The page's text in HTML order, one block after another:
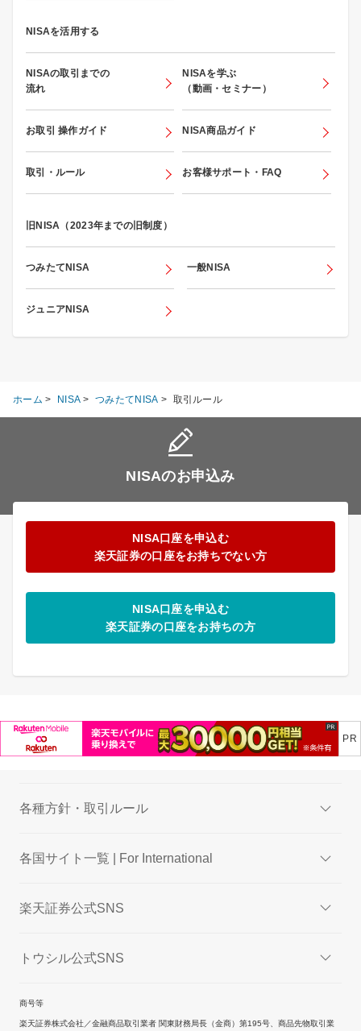
NISAを活用する
NISAの取引までの
流れ
NISAを学ぶ
（動画・セミナー）
お取引 操作ガイド NISA商品ガイド
取引・ルール お客様サポート・FAQ
旧NISA（2023年までの旧制度）
つみたてNISA 一般NISA
ジュニアNISA
ホーム > NISA > つみたてNISA > 取引ルール
NISAのお申込み
NISA口座を申込む
楽天証券の口座をお持ちでない方
NISA口座を申込む
楽天証券の口座をお持ちの方
各種方針・取引ルール
各国サイト一覧 | For International
楽天証券公式SNS
トウシル公式SNS
商号等
楽天証券株式会社／金融商品取引業者 関東財務局長（金商）第195号、商品先物取引業